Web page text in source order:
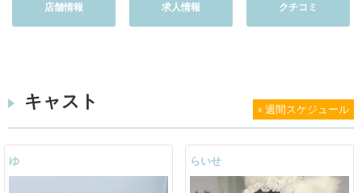
店舗情報 求人情報 クチコミ
キャスト » 週間スケジュール
ゆ らいせ